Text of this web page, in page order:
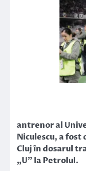
antrenor al
Niculescu, a fost
Cluj în dosarul
„U” la Petrolul.